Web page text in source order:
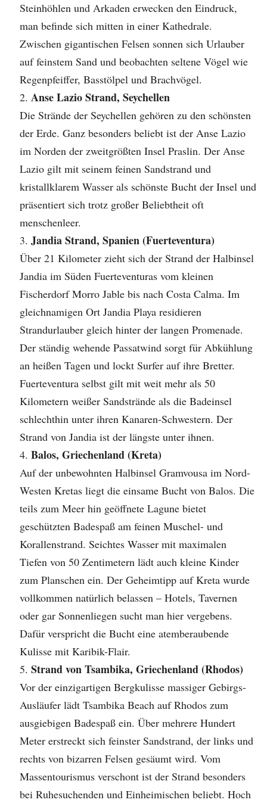
Steinhöhlen und Arkaden erwecken den Eindruck,
man befinde sich mitten in einer Kathedrale.
Zwischen gigantischen Felsen sonnen sich Urlauber
auf feinstem Sand und beobachten seltene Vögel wie
Regenpfeiffer, Basstölpel und Brachvögel.
Anse Lazio Strand, Seychellen
Die Strände der Seychellen gehören zu den schönsten
der Erde. Ganz besonders beliebt ist der Anse Lazio
im Norden der zweitgrößten Insel Praslin. Der Anse
Lazio gilt mit seinem feinen Sandstrand und
kristallklarem Wasser als schönste Bucht der Insel und
präsentiert sich trotz großer Beliebtheit oft
menschenleer.
Jandia Strand, Spanien (Fuerteventura)
Über 21 Kilometer zieht sich der Strand der Halbinsel
Jandia im Süden Fuerteventuras vom kleinen
Fischerdorf Morro Jable bis nach Costa Calma. Im
gleichnamigen Ort Jandia Playa residieren
Strandurlauber gleich hinter der langen Promenade.
Der ständig wehende Passatwind sorgt für Abkühlung
an heißen Tagen und lockt Surfer auf ihre Bretter.
Fuerteventura selbst gilt mit weit mehr als 50
Kilometern weißer Sandstrände als die Badeinsel
schlechthin unter ihren Kanaren-Schwestern. Der
Strand von Jandia ist der längste unter ihnen.
Balos, Griechenland (Kreta)
Auf der unbewohnten Halbinsel Gramvousa im Nord-
Westen Kretas liegt die einsame Bucht von Balos. Die
teils zum Meer hin geöffnete Lagune bietet
geschützten Badespaß am feinen Muschel- und
Korallenstrand. Seichtes Wasser mit maximalen
Tiefen von 50 Zentimetern lädt auch kleine Kinder
zum Planschen ein. Der Geheimtipp auf Kreta wurde
vollkommen natürlich belassen – Hotels, Tavernen
oder gar Sonnenliegen sucht man hier vergebens.
Dafür verspricht die Bucht eine atemberaubende
Kulisse mit Karibik-Flair.
Strand von Tsambika, Griechenland (Rhodos)
Vor der einzigartigen Bergkulisse massiger Gebirgs-
Ausläufer lädt Tsambika Beach auf Rhodos zum
ausgiebigen Badespaß ein. Über mehrere Hundert
Meter erstreckt sich feinster Sandstrand, der links und
rechts von bizarren Felsen gesäumt wird. Vom
Massentourismus verschont ist der Strand besonders
bei Ruhesuchenden und Einheimischen beliebt. Hoch